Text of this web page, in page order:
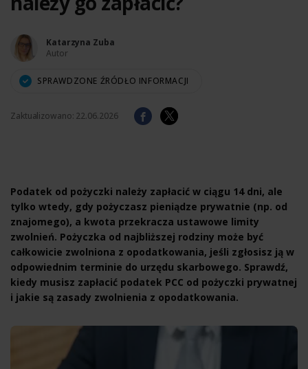
Katarzyna Zuba
Autor
SPRAWDZONE ŹRÓDŁO INFORMACJI
Zaktualizowano: 22.06.2026
Podatek od pożyczki należy zapłacić w ciągu 14 dni, ale
tylko wtedy, gdy pożyczasz pieniądze prywatnie (np. od
znajomego), a kwota przekracza ustawowe limity
zwolnień. Pożyczka od najbliższej rodziny może być
całkowicie zwolniona z opodatkowania, jeśli zgłosisz ją w
odpowiednim terminie do urzędu skarbowego. Sprawdź,
kiedy musisz zapłacić podatek PCC od pożyczki prywatnej
i jakie są zasady zwolnienia z opodatkowania.